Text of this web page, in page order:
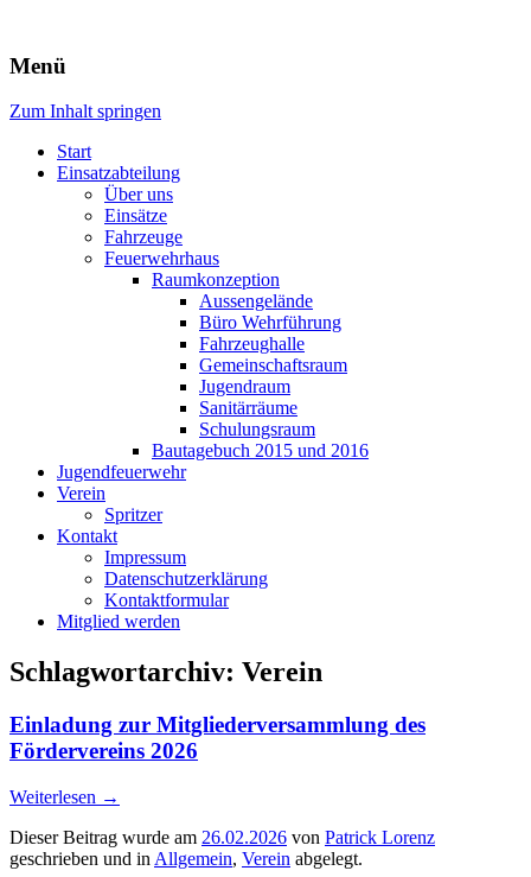
Freiwillige Feuerwehr Rodheim
v.d.H.
Menü
Zum Inhalt springen
Start
Einsatzabteilung
Über uns
Einsätze
Fahrzeuge
Feuerwehrhaus
Raumkonzeption
Aussengelände
Büro Wehrführung
Fahrzeughalle
Gemeinschaftsraum
Jugendraum
Sanitärräume
Schulungsraum
Bautagebuch 2015 und 2016
Jugendfeuerwehr
Verein
Spritzer
Kontakt
Impressum
Datenschutzerklärung
Kontaktformular
Mitglied werden
Schlagwortarchiv: Verein
Einladung zur Mitgliederversammlung des
Fördervereins 2026
Weiterlesen →
Dieser Beitrag wurde am 26.02.2026 von Patrick Lorenz
geschrieben und in Allgemein, Verein abgelegt.